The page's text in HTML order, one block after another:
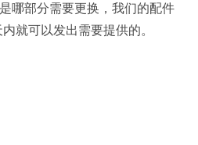
哪部分需要更换，我们的配件
就可以发出需要提供的。